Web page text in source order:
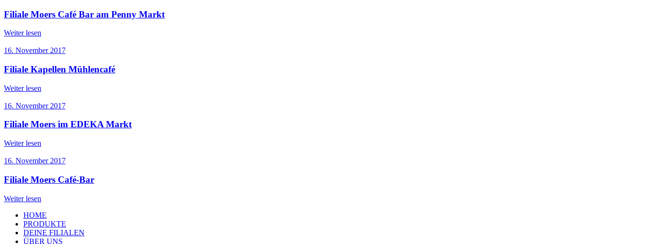
Filiale Moers Café Bar am Penny Markt
Weiter lesen
16. November 2017
Filiale Kapellen Mühlencafé
Weiter lesen
16. November 2017
Filiale Moers im EDEKA Markt
Weiter lesen
16. November 2017
Filiale Moers Café-Bar
Weiter lesen
HOME
PRODUKTE
DEINE FILIALEN
ÜBER UNS